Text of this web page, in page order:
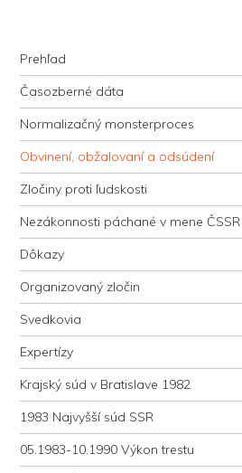
justície
Navigation
Skip to content
Prehľad
Časozberné dáta
Normalizačný monsterproces
Obvinení, obžalovaní a odsúdení
Zločiny proti ľudskosti
Nezákonnosti páchané v mene
Dôkazy
Organizovaný zločin
Svedkovia
Expertízy
Krajský súd v Bratislave 1982
1983 Najvyšší súd SSR
05.1983-10.1990 Výkon trestu